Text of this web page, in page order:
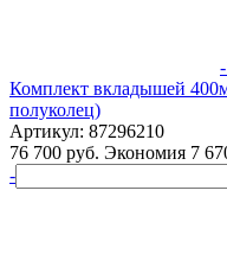
Комплект вкладышей
полуколец)
Артикул: 87296210
76 700 руб. Экономия 7
-